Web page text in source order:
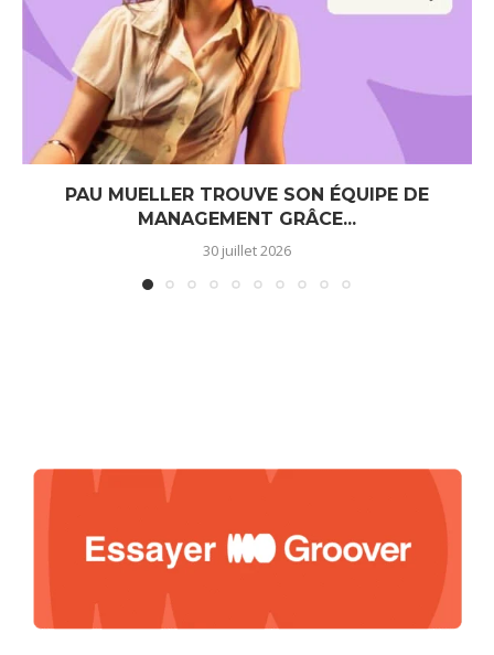
PAU MUELLER TROUVE SON ÉQUIPE DE
MANAGEMENT GRÂCE...
30 juillet 2026